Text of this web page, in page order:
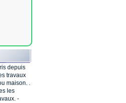
depuis
travaux
maison. .
les
-